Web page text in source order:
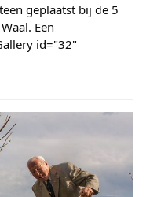
geplaatst bij de 5
Een
id="32"